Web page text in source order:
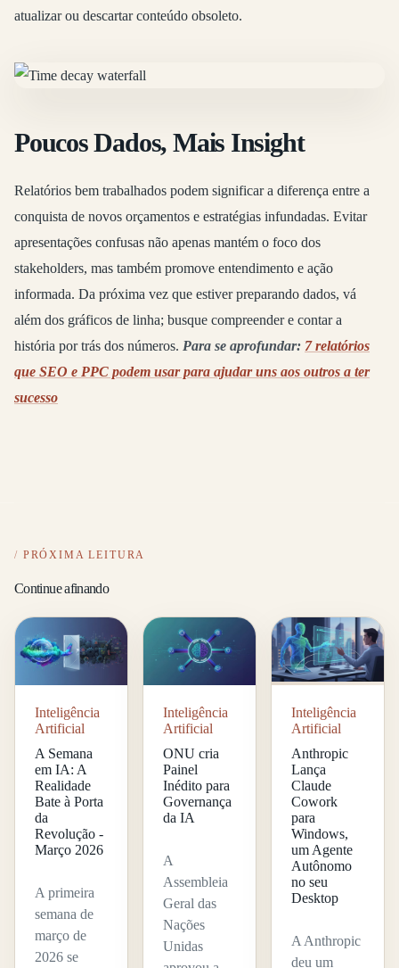
atualizar ou descartar conteúdo obsoleto.
Poucos Dados, Mais Insight
Relatórios bem trabalhados podem significar a diferença entre a
conquista de novos orçamentos e estratégias infundadas. Evitar
apresentações confusas não apenas mantém o foco dos
stakeholders, mas também promove entendimento e ação
informada. Da próxima vez que estiver preparando dados, vá
além dos gráficos de linha; busque compreender e contar a
história por trás dos números. Para se aprofundar: 7 relatórios
que SEO e PPC podem usar para ajudar uns aos outros a ter
sucesso
PRÓXIMA LEITURA
Continue afinando
Inteligência
Artificial
A Semana
em IA: A
Realidade
Bate à Porta
da
Revolução -
Março 2026
A primeira
semana de
março de
2026 se
Inteligência
Artificial
ONU cria
Painel
Inédito para
Governança
da IA
A
Assembleia
Geral das
Nações
Unidas
Inteligência
Artificial
Anthropic
Lança
Claude
Cowork
para
Windows,
um Agente
Autônomo
no seu
Desktop
A Anthropic
deu um